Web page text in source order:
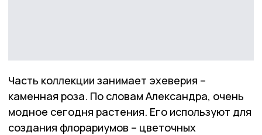
Часть коллекции занимает эхеверия –
каменная роза. По словам Александра, очень
модное сегодня растения. Его используют для
создания флорариумов – цветочных